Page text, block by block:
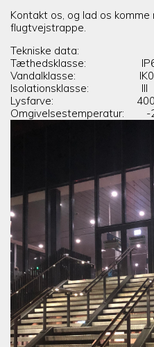
Kontakt os, og lad os
flugtvejstrappe.
Tekniske data:
Tæthedsklasse:
Vandalklasse:
Isolationsklasse: III
Lysfarve:
Omgivelsestemperatur: -